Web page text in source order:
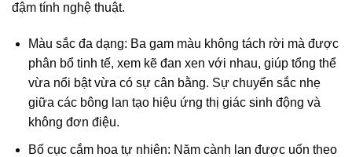
đậm tính nghệ thuật.
Màu sắc đa dạng: Ba gam màu không tách rời mà được
phân bổ tinh tế, xem kẽ đan xen với nhau, giúp tổng thể
vừa nổi bật vừa có sự cân bằng. Sự chuyển sắc nhẹ
giữa các bông lan tạo hiệu ứng thị giác sinh động và
không đơn điệu.
Bố cục cắm hoa tự nhiên: Năm cành lan được uốn theo